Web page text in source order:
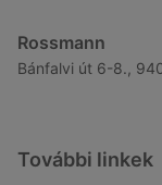
Rossmann
Bánfalvi út 6-8.,
További linkek